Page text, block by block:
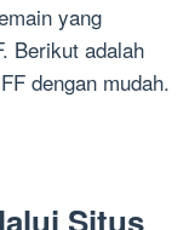
yang
Berikut adalah
dengan mudah.
Situs